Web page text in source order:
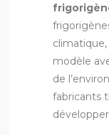
modèle
de
fabricants